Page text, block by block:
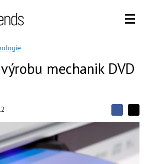
mechanik DVD
S
í
l
S
t
í
j